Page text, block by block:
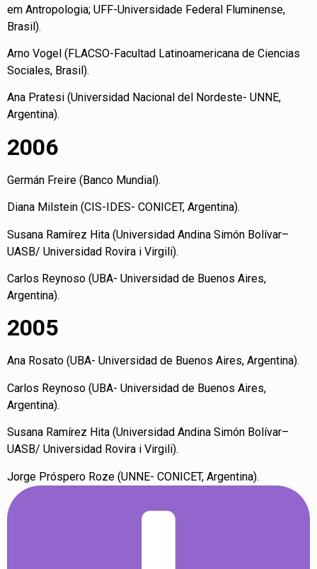
em Antropologia; UFF-Universidade Federal Fluminense,
Brasil).
Arno Vogel (FLACSO-Facultad Latinoamericana de Ciencias
Sociales, Brasil).
Ana Pratesi (Universidad Nacional del Nordeste- UNNE,
Argentina).
2006
Germán Freire (Banco Mundial).
Diana Milstein (CIS-IDES- CONICET, Argentina).
Susana Ramírez Hita (Universidad Andina Simón Bolívar–
UASB/ Universidad Rovira i Virgili).
Carlos Reynoso (UBA- Universidad de Buenos Aires,
Argentina).
2005
Ana Rosato (UBA- Universidad de Buenos Aires, Argentina).
Carlos Reynoso (UBA- Universidad de Buenos Aires,
Argentina).
Susana Ramírez Hita (Universidad Andina Simón Bolívar–
UASB/ Universidad Rovira i Virgili).
Jorge Próspero Roze (UNNE- CONICET, Argentina).